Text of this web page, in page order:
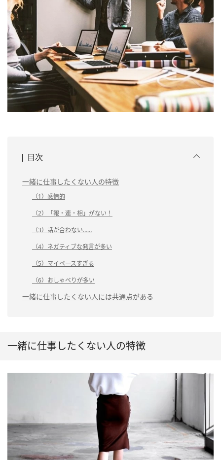
目次
一緒に仕事したくない人の特徴
（1）感情的
（2）「報・連・相」がない！
（3）話が合わない……
（4）ネガティブな発言が多い
（5）マイペースすぎる
（6）おしゃべりが多い
一緒に仕事したくない人には共通点がある
一緒に仕事したくない人の特徴